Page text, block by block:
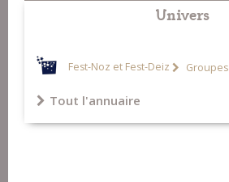
Univers
Fest-Noz et Fest-Deiz Groupes
Tout l'annuaire